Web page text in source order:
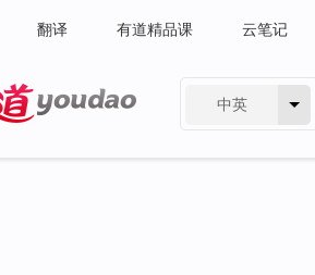
翻译 有道精品课 云笔记
中英